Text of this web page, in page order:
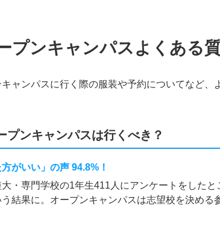
プンキャンパスよくある
ャンパスに行く際の服装や予約についてなど、
プンキャンパスは行くべき？
方がいい」の声 94.8%！
・専門学校の1年生411人にアンケートをした
う結果に。オープンキャンパスは志望校を決め